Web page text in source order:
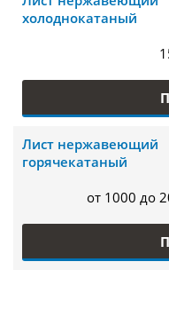
холоднокатаный
Лист нержавеющий
горячекатаный
от 1000 до